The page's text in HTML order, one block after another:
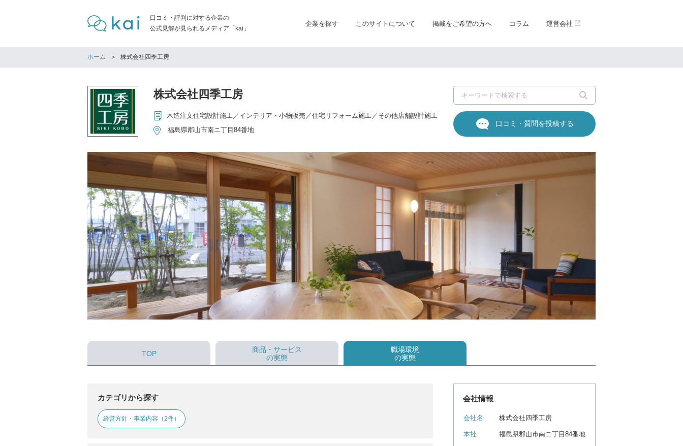
口コミ・評判に対する企業の
公式見解が見られるメディア「kai」
企業を探す このサイトについて 掲載をご希望の方へ コラム 運営会社
ホーム 株式会社四季工房
株式会社四季工房
木造注文住宅設計施工／インテリア・小物販売／住宅リフォーム施工／その他店舗設計施工
福島県郡山市南ニ丁目84番地
口コミ・質問を投稿する
TOP
商品・サービス
の実態
職場環境
の実態
カテゴリから探す
経営方針・事業内容（2件）
会社情報
会社名 株式会社四季工房
本社 福島県郡山市南ニ丁目84番地